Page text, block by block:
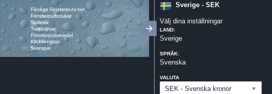
Sverige - SEK
Välj dina inställningar
LAND:
Sverige
SPRÅK:
Svenska
VALUTA